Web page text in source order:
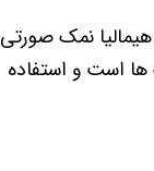
نمک صورتی
ها است و استفاده